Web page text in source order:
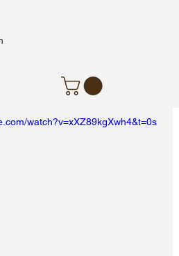
swing de golf par Rick Shiels
watch?v=xXZ89kgXwh4&t=0s